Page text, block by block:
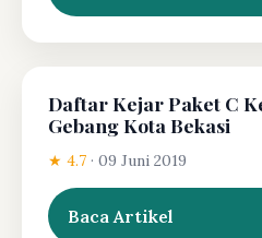
Daftar Kejar Paket C
Gebang Kota Bekasi
★ 4.7 · 09 Juni 2019
Baca Artikel